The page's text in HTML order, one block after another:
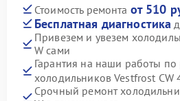
Стоимость ремонта от 510
Бесплатная диагностика
Привезем и увезем
W сами
Гарантия на наши работы по
холодильников Vestfrost CW
Срочный ремонт